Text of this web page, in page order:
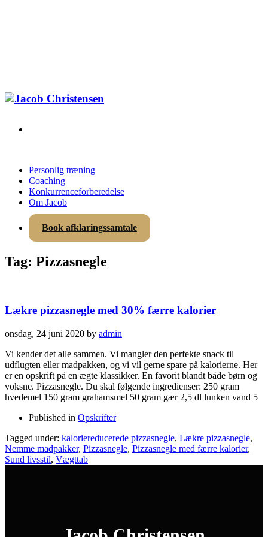
Personlig træning
Coaching
Konkurrenceforberedelse
Om Jacob
Book afklaringssamtale
Tag: Pizzasnegle
Lækre pizzasnegle med 30% færre kalorier
onsdag, 24 juni 2020 by admin
Vi kender det alle sammen. Vi mangler den perfekte snack til
udflugten eller madpakken, og vi vil gerne spare på kalorierne. Her
er en opskrift på en ægte klassikker. En favorit blandt både børn og
voksne. Pizzasnegle. Du skal følgende ingredienser: 250 gram
hvedemel 150 gram grahamsmel 50 gram gær 2,5 dl lunken vand 5
Published in Opskrifter
Tagged under: kaloriereducerede pizzasnegle, Lækre pizzasnegle,
Nemme madpakker, Pizzasnegle, Pizzasnegle med færre kalorier,
Sund livsstil, Vægttab